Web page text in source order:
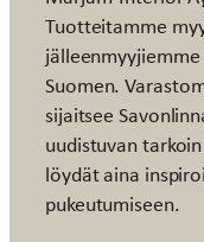
Tuotteitamme
Suomen.
sijaitsee
uudistuvan
löydät aina
pukeutumiseen.